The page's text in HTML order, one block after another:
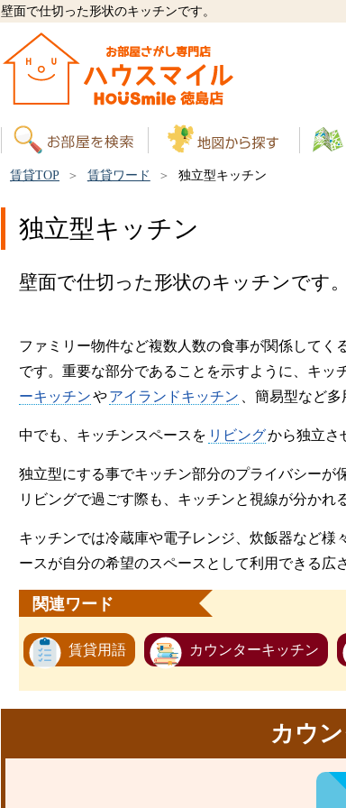
壁面で仕切った形状のキッチンです。
賃貸TOP 賃貸ワード 独立型キッチン
独立型キッチン
壁面で仕切った形状のキッチンです。
ファミリー物件など複数人数の食事が関係してく
です。重要な部分であることを示すように、キッ
ーキッチンやアイランドキッチン 、簡易型など
中でも、キッチンスペースを リビングから独立さ
独立型にする事でキッチン部分のプライバシーが
リビングで過ごす際も、キッチンと視線が分かれ
キッチンでは冷蔵庫や電子レンジ、炊飯器など
ースが自分の希望のスペースとして利用できる広
関連ワード
賃貸用語 カウンターキッチン
カウ